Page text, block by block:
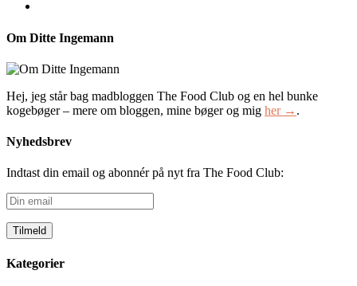
Om Ditte Ingemann
Hej, jeg står bag madbloggen The Food Club og en hel bunke
kogebøger – mere om bloggen, mine bøger og mig her → .
Nyhedsbrev
Indtast din email og abonnér på nyt fra The Food Club:
Din
email
Kategorier